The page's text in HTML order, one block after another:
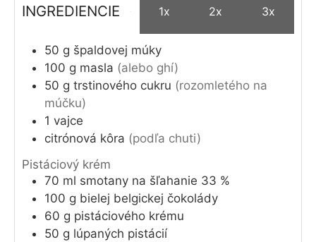
INGREDIENCIE 1x 2x 3x
50 g špaldovej múky
100 g masla (alebo ghí)
50 g trstinového cukru (rozomletého na
múčku)
1 vajce
citrónová kôra (podľa chuti)
Pistáciový krém
70 ml smotany na šľahanie 33 %
100 g bielej belgickej čokolády
60 g pistáciového krému
50 g lúpaných pistácií